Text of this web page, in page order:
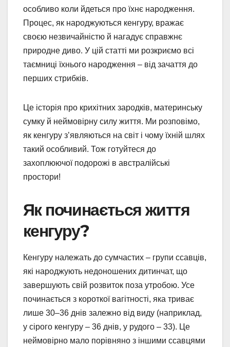
особливо коли йдеться про їхнє народження.
Процес, як народжуються кенгуру, вражає
своєю незвичайністю й нагадує справжнє
природне диво. У цій статті ми розкриємо всі
таємниці їхнього народження – від зачаття до
перших стрибків.
Це історія про крихітних зародків, материнську
сумку й неймовірну силу життя. Ми розповімо,
як кенгуру з’являються на світ і чому їхній шлях
такий особливий. Тож готуйтеся до
захоплюючої подорожі в австралійські
простори!
Як починається життя
кенгуру?
Кенгуру належать до сумчастих – групи ссавців,
які народжують недоношених дитинчат, що
завершують свій розвиток поза утробою. Усе
починається з короткої вагітності, яка триває
лише 30–36 днів залежно від виду (наприклад,
у сірого кенгуру – 36 днів, у рудого – 33). Це
неймовірно мало порівняно з іншими ссавцями